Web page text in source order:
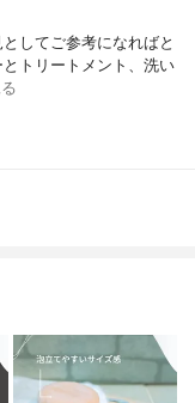
してご参考になればと
トリートメント、洗い